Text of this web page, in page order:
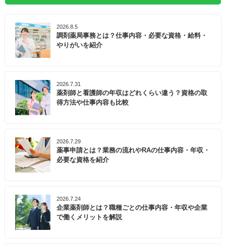
2026.8.5
調剤薬局事務とは？仕事内容・必要な資格・給料・
やりがいを紹介
2026.7.31
薬剤師と看護師の年収はどれくらい違う？資格の取
得方法や仕事内容も比較
2026.7.29
薬事申請とは？業務の流れやRAの仕事内容・年収・
必要な資格を紹介
2026.7.24
企業薬剤師とは？職種ごとの仕事内容・年収や企業
で働くメリットを解説